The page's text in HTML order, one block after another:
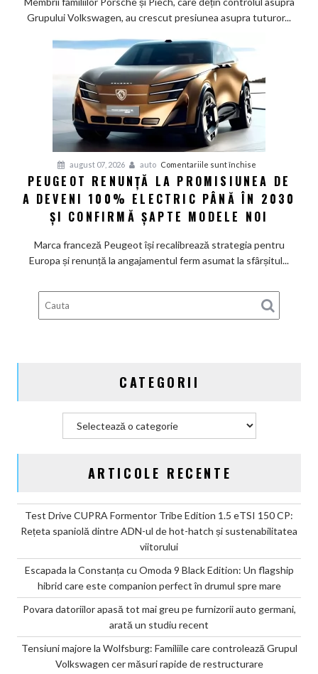
măsuri
rapide
de
Grupului Volkswagen, au crescut presiunea asupra tuturor...
august 07, 2026 auto Comentariile sunt închise
Peugeot
renunță
la
de
a
electric
până
modele
PEUGEOT RENUNȚĂ LA PROMISIUNEA DE
A DEVENI 100% ELECTRIC PÂNĂ ÎN 2030
ȘI CONFIRMĂ ȘAPTE MODELE NOI
Marca franceză Peugeot își recalibrează strategia pentru
Europa și renunță la angajamentul ferm asumat la sfârșitul...
CATEGORII
ARTICOLE RECENTE
Test Drive CUPRA Formentor Tribe Edition 1.5 eTSI 150 CP:
Rețeta spaniolă dintre ADN-ul de hot-hatch și sustenabilitatea
viitorului
Escapada la Constanța cu Omoda 9 Black Edition: Un flagship
hibrid care este companion perfect în drumul spre mare
Povara datoriilor apasă tot mai greu pe furnizorii auto germani,
arată un studiu recent
Tensiuni majore la Wolfsburg: Familiile care controlează Grupul
Volkswagen cer măsuri rapide de restructurare